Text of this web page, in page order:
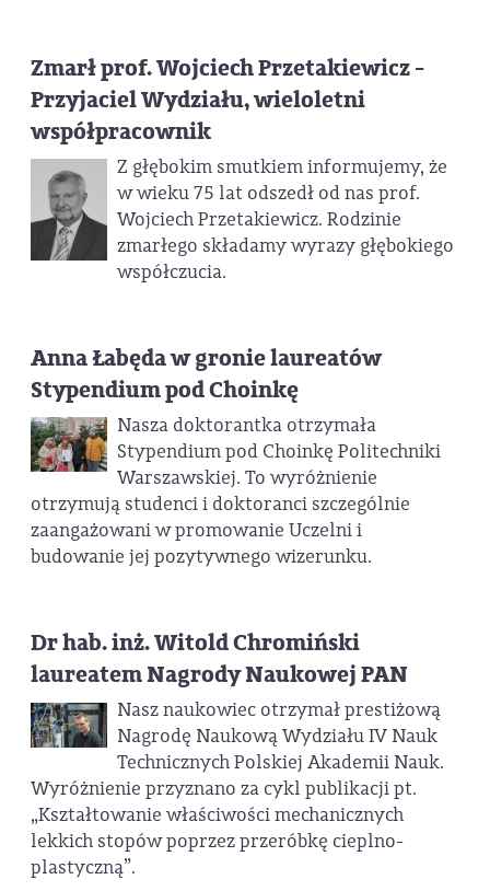
Zmarł prof. Wojciech Przetakiewicz -
Przyjaciel Wydziału, wieloletni
współpracownik
Z głębokim smutkiem informujemy, że
w wieku 75 lat odszedł od nas prof.
Wojciech Przetakiewicz. Rodzinie
zmarłego składamy wyrazy głębokiego
współczucia.
Anna Łabęda w gronie laureatów
Stypendium pod Choinkę
Nasza doktorantka otrzymała
Stypendium pod Choinkę Politechniki
Warszawskiej. To wyróżnienie
otrzymują studenci i doktoranci szczególnie
zaangażowani w promowanie Uczelni i
budowanie jej pozytywnego wizerunku.
Dr hab. inż. Witold Chromiński
laureatem Nagrody Naukowej PAN
Nasz naukowiec otrzymał prestiżową
Nagrodę Naukową Wydziału IV Nauk
Technicznych Polskiej Akademii Nauk.
Wyróżnienie przyznano za cykl publikacji pt.
„Kształtowanie właściwości mechanicznych
lekkich stopów poprzez przeróbkę cieplno-
plastyczną”.